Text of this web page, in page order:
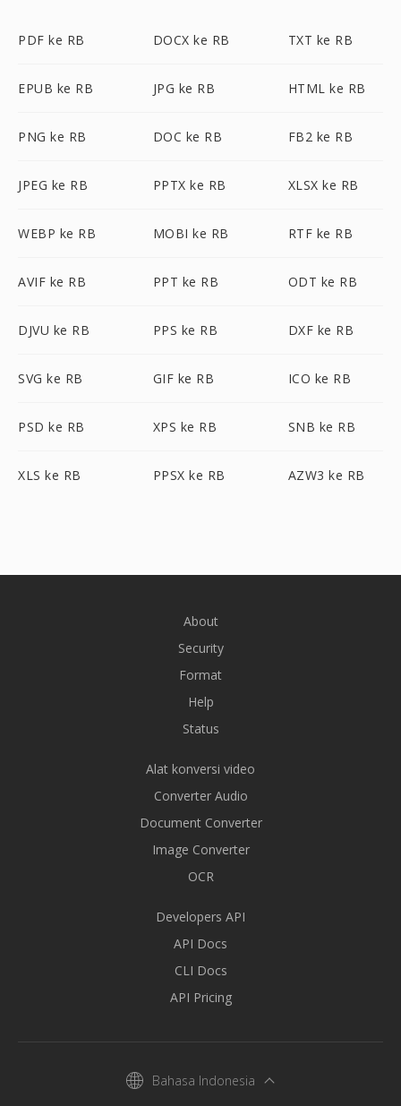
PDF ke RB DOCX ke RB TXT ke RB
EPUB ke RB JPG ke RB HTML ke RB
PNG ke RB DOC ke RB FB2 ke RB
JPEG ke RB PPTX ke RB XLSX ke RB
WEBP ke RB MOBI ke RB RTF ke RB
AVIF ke RB PPT ke RB ODT ke RB
DJVU ke RB PPS ke RB DXF ke RB
SVG ke RB GIF ke RB ICO ke RB
PSD ke RB XPS ke RB SNB ke RB
XLS ke RB PPSX ke RB AZW3 ke RB
About
Security
Format
Help
Status
Alat konversi video
Converter Audio
Document Converter
Image Converter
OCR
Developers API
API Docs
CLI Docs
API Pricing
Bahasa Indonesia